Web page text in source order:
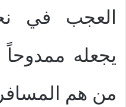
العجب في
يجعله
من هم